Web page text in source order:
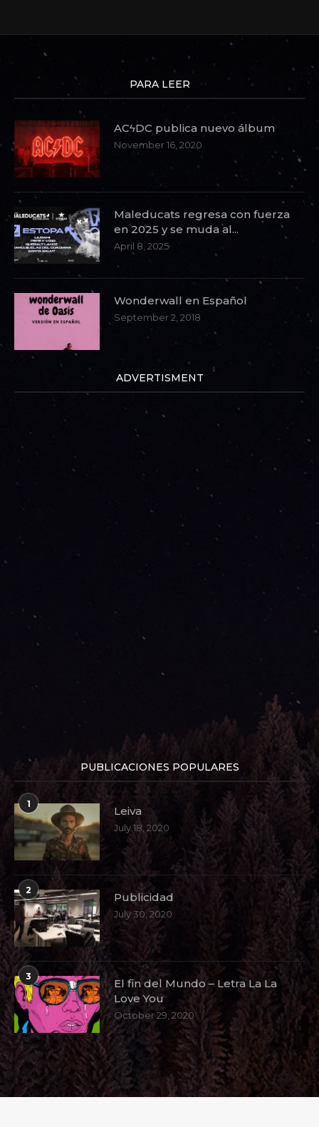
PARA LEER
ACϟDC publica nuevo álbum
November 16, 2020
Maleducats regresa con fuerza
en 2025 y se muda al...
April 8, 2025
Wonderwall en Español
September 2, 2018
ADVERTISMENT
PUBLICACIONES POPULARES
1
Leiva
July 18, 2020
2
Publicidad
July 30, 2020
3
El fin del Mundo – Letra La La
Love You
October 29, 2020